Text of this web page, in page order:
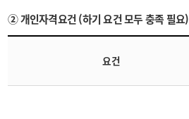
② 개인자격요건 (하기 요건 모두 충족 필요)
요건